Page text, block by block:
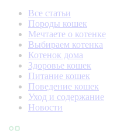
Все статьи
Породы кошек
Мечтаете о котенке
Выбираем котенка
Котенок дома
Здоровье кошек
Питание кошек
Поведение кошек
Уход и содержание
Новости